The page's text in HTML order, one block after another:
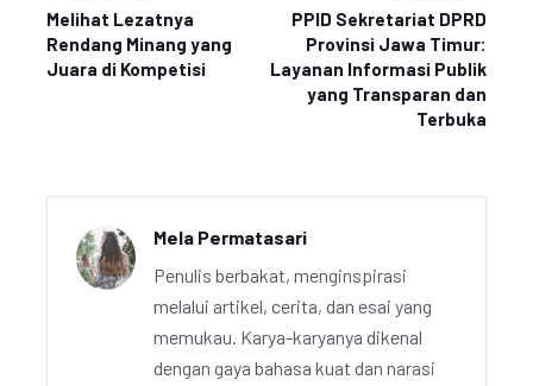
Melihat Lezatnya
Rendang Minang yang
Juara di Kompetisi
PPID Sekretariat DPRD
Provinsi Jawa Timur:
Layanan Informasi Publik
yang Transparan dan
Terbuka
Mela Permatasari
Penulis berbakat, menginspirasi
melalui artikel, cerita, dan esai yang
memukau. Karya-karyanya dikenal
dengan gaya bahasa kuat dan narasi